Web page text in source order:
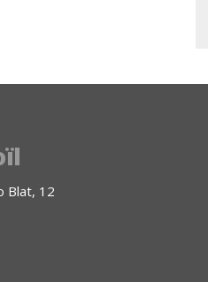
Blat, 12